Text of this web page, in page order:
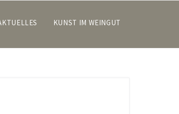
KUNST IM WEINGUT